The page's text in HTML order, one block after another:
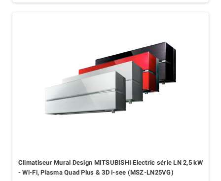
Climatiseur Mural Design MITSUBISHI Electric série LN 2,5 kW
- Wi-Fi, Plasma Quad Plus & 3D i-see (MSZ-LN25VG)